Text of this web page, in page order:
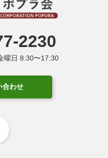
2230
曜日 8:30〜17:30
合わせ